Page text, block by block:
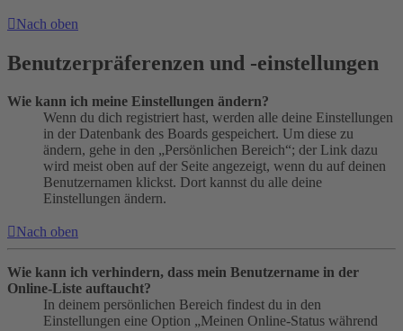
Nach oben
Benutzerpräferenzen und -einstellungen
Wie kann ich meine Einstellungen ändern?
Wenn du dich registriert hast, werden alle deine Einstellungen
in der Datenbank des Boards gespeichert. Um diese zu
ändern, gehe in den „Persönlichen Bereich“; der Link dazu
wird meist oben auf der Seite angezeigt, wenn du auf deinen
Benutzernamen klickst. Dort kannst du alle deine
Einstellungen ändern.
Nach oben
Wie kann ich verhindern, dass mein Benutzername in der
Online-Liste auftaucht?
In deinem persönlichen Bereich findest du in den
Einstellungen eine Option „Meinen Online-Status während